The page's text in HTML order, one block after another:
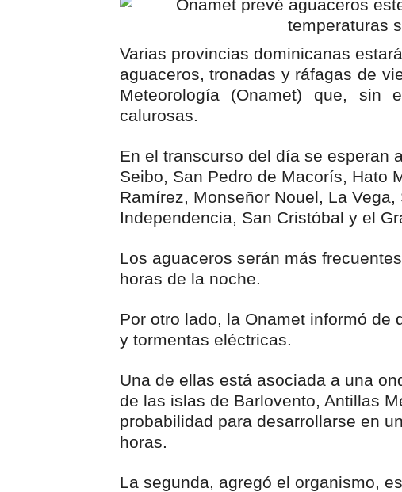
Sismo Samaná: registran temblor
Operadores de rifas y bancas
Familia relata angustia tras
JAPY VERDEI MISS MICHELL
Varias provincias dominicanas
aguaceros, tronadas y ráfagas de
Meteorología (Onamet) que, sin
calurosas.
En el transcurso del día se esperan
Seibo, San Pedro de Macorís, Hato
Ramírez, Monseñor Nouel, La
Independencia, San Cristóbal y el
Los aguaceros serán más
horas de la noche.
Por otro lado, la Onamet informó de
y tormentas eléctricas.
Una de ellas está asociada a una
de las islas de Barlovento, Antillas
probabilidad para desarrollarse en
horas.
La segunda, agregó el organismo,